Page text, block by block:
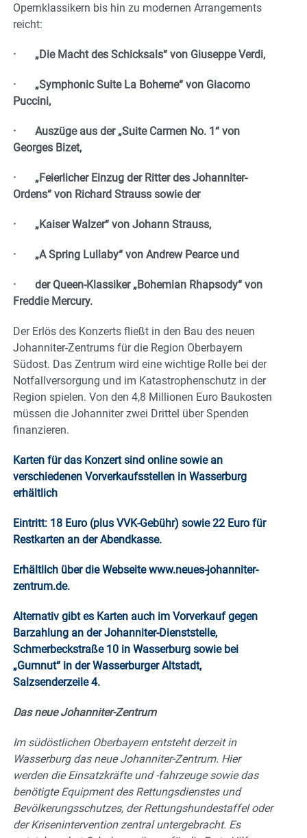
Opernklassikern bis hin zu modernen Arrangements
reicht:
· „Die Macht des Schicksals“ von Giuseppe Verdi,
· „Symphonic Suite La Boheme“ von Giacomo
Puccini,
· Auszüge aus der „Suite Carmen No. 1“ von
Georges Bizet,
· „Feierlicher Einzug der Ritter des Johanniter-
Ordens“ von Richard Strauss sowie der
· „Kaiser Walzer“ von Johann Strauss,
· „A Spring Lullaby“ von Andrew Pearce und
· der Queen-Klassiker „Bohemian Rhapsody“ von
Freddie Mercury.
Der Erlös des Konzerts fließt in den Bau des neuen
Johanniter-Zentrums für die Region Oberbayern
Südost. Das Zentrum wird eine wichtige Rolle bei der
Notfallversorgung und im Katastrophenschutz in der
Region spielen. Von den 4,8 Millionen Euro Baukosten
müssen die Johanniter zwei Drittel über Spenden
finanzieren.
Karten für das Konzert sind online sowie an
verschiedenen Vorverkaufsstellen in Wasserburg
erhältlich​
Eintritt: 18 Euro (plus VVK-Gebühr) sowie 22 Euro für
Restkarten an der Abendkasse.
Erhältlich über die Webseitewww.neues-johanniter-
zentrum.de.
Alternativ gibt es Karten auch im Vorverkauf gegen
Barzahlung an der Johanniter-Dienststelle,
Schmerbeckstraße 10 in Wasserburg sowie bei
„Gumnut“ in der Wasserburger Altstadt,
Salzsenderzeile 4.
Das neue Johanniter-Zentrum
Im südöstlichen Oberbayern entsteht derzeit in
Wasserburg das neue Johanniter-Zentrum. Hier
werden die Einsatzkräfte und -fahrzeuge sowie das
benötigte Equipment des Rettungsdienstes und
Bevölkerungsschutzes, der Rettungshundestaffel oder
der Krisenintervention zentral untergebracht. Es